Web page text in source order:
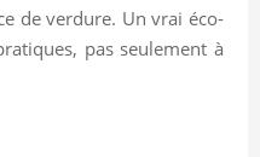
de verdure. Un vrai éco-
pas seulement à